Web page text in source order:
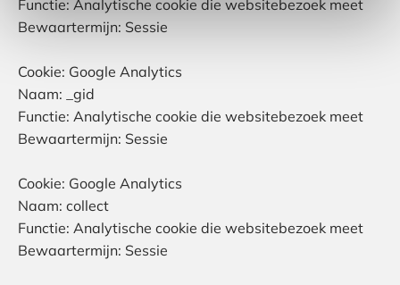
Functie: Analytische cookie die websitebezoek meet
Bewaartermijn: Sessie
Cookie: Google Analytics
Naam: _gid
Functie: Analytische cookie die websitebezoek meet
Bewaartermijn: Sessie
Cookie: Google Analytics
Naam: collect
Functie: Analytische cookie die websitebezoek meet
Bewaartermijn: Sessie